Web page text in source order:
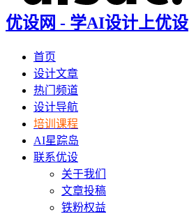
优设网 - 学AI设计上优设
首页
设计文章
热门频道
设计导航
培训课程
AI星踪岛
联系优设
关于我们
文章投稿
铁粉权益